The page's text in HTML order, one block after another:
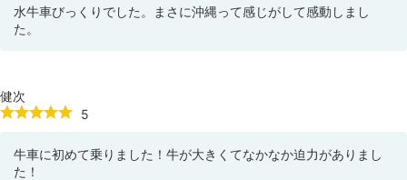
水牛車びっくりでした。まさに沖縄って感じがして感動しまし
た。
健次
5
牛車に初めて乗りました！牛が大きくてなかなか迫力がありまし
た！